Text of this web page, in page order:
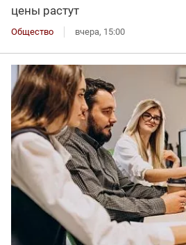
цены растут
Общество вчера, 15:00